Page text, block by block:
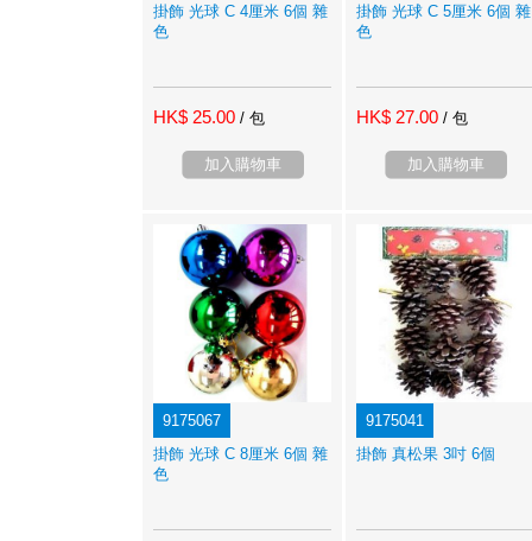
掛飾 光球 C 4厘米 6個 雜
色
HK$ 25.00 / 包
加入購物車
掛飾 光球 C 5厘米 6個 雜
色
HK$ 27.00 / 包
加入購物車
9175067
掛飾 光球 C 8厘米 6個 雜
色
9175041
掛飾 真松果 3吋 6個